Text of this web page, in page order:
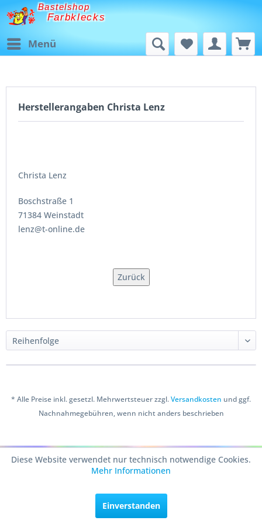
Bastelshop
Farbklecks
Menü
Herstellerangaben Christa Lenz
Christa Lenz
Boschstraße 1
71384 Weinstadt
lenz@t-online.de
Zurück
* Alle Preise inkl. gesetzl. Mehrwertsteuer zzgl.Versandkosten und ggf.
Nachnahmegebühren, wenn nicht anders beschrieben
Diese Website verwendet nur technisch notwendige Cookies.
Mehr Informationen
Einverstanden